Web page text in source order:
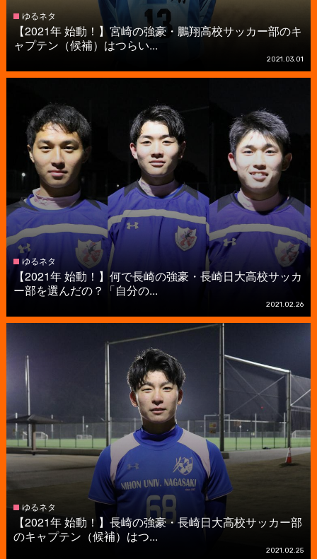
ゆるネタ
【2021年 始動！】宮崎の強豪・鵬翔高校サッカー部のキ
ャプテン（候補）はつらい...
2021.03.01
ゆるネタ
【2021年 始動！】何で長崎の強豪・長崎日大高校サッカ
ー部を選んだの？「自分の...
2021.02.26
ゆるネタ
【2021年 始動！】長崎の強豪・長崎日大高校サッカー部
のキャプテン（候補）はつ...
2021.02.25